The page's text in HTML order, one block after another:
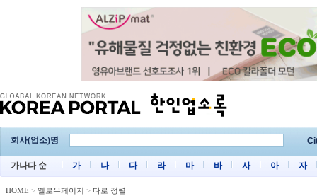
회사(업소)명
가나다 순 가 나 다 라 마 바 사 아 자
HOME > 옐로우페이지 > 다로 정렬